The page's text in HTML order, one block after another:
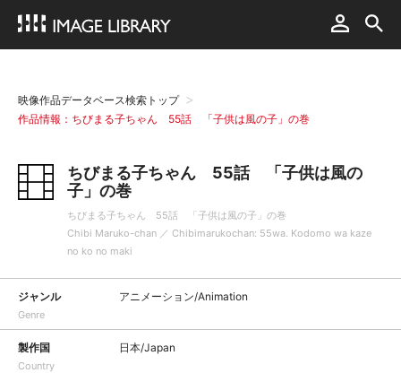
映像作品データベース検索トップ
作品情報：ちびまる子ちゃん 55話 「子供は風の子」の巻
ちびまる子ちゃん 55話 「子供は風の
子」の巻
ちびまる子ちゃん 55話 「子供は風の子」の巻
Chibi Maruko-chan ／ Chibimarukochan: 55wa. Kodomo wa kaze
no ko no maki
ジャンル
Genre
アニメーション/Animation
製作国
Country
日本/Japan